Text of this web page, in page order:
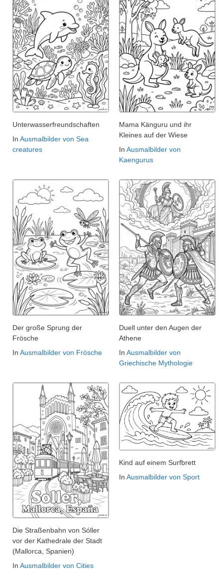
Unterwasserfreundschaften
In Ausmalbilder von Sea
creatures
Mama Känguru und ihr
Kleines auf der Wiese
In Ausmalbilder von
Kaengurus
Der große Sprung der
Frösche
In Ausmalbilder von Frösche
Duell unter den Augen der
Athene
In Ausmalbilder von
Griechische Mythologie
Die Straßenbahn von Sóller
vor der Kathedrale der Stadt
(Mallorca, Spanien)
In Ausmalbilder von Cities
Kind auf einem Surfbrett
In Ausmalbilder von Sport